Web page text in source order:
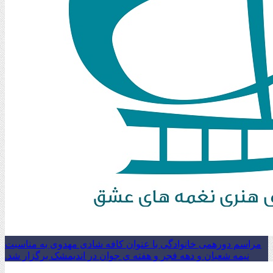
مراسم دورهمی خانوادگی با عنوان کافه شادی مهدوی به مناسبت
نیمه شعبان و دهه فجر و هفته ی جوان در اندیمشک برگزار شد.